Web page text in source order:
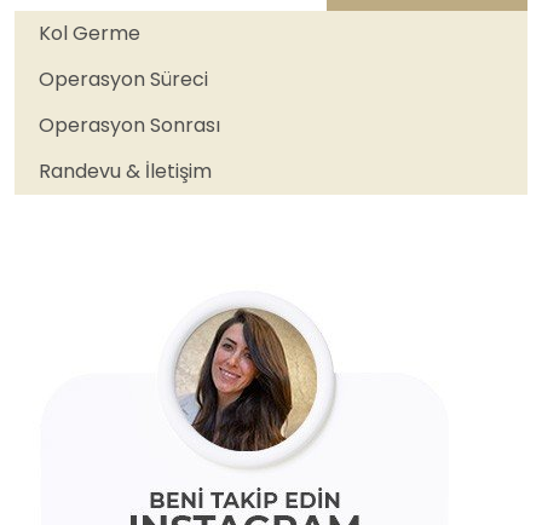
Kol Germe
Operasyon Süreci
Operasyon Sonrası
Randevu & İletişim